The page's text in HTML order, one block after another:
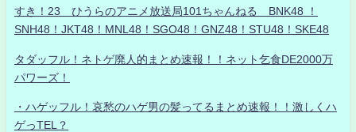
すき！23 ひうらのアニメ放送局101ちゃんねる BNK48 ！
SNH48！JKT48！MNL48！SGO48！GNZ48！STU48！SKE48
タダッフル！ネトゲ廃人的まとめ速報！！ネット乞食DE2000万
パワーズ！
・ハゲッフル！哀愁のハゲ男の髪ってるまとめ速報！！激しくハ
ゲっTEL？